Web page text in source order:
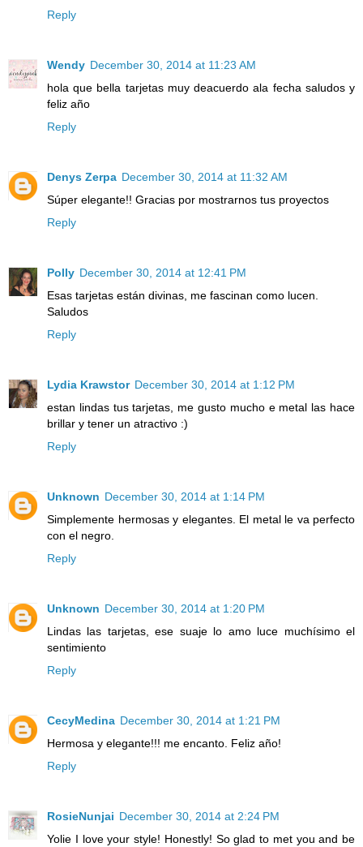
Reply
Wendy December 30, 2014 at 11:23 AM
hola que bella tarjetas muy deacuerdo ala fecha saludos y
feliz año
Reply
Denys Zerpa December 30, 2014 at 11:32 AM
Súper elegante!! Gracias por mostrarnos tus proyectos
Reply
Polly December 30, 2014 at 12:41 PM
Esas tarjetas están divinas, me fascinan como lucen.
Saludos
Reply
Lydia Krawstor December 30, 2014 at 1:12 PM
estan lindas tus tarjetas, me gusto mucho e metal las hace
brillar y tener un atractivo :)
Reply
Unknown December 30, 2014 at 1:14 PM
Simplemente hermosas y elegantes. El metal le va perfecto
con el negro.
Reply
Unknown December 30, 2014 at 1:20 PM
Lindas las tarjetas, ese suaje lo amo luce muchísimo el
sentimiento
Reply
CecyMedina December 30, 2014 at 1:21 PM
Hermosa y elegante!!! me encanto. Feliz año!
Reply
RosieNunjai December 30, 2014 at 2:24 PM
Yolie I love your style! Honestly! So glad to met you and be